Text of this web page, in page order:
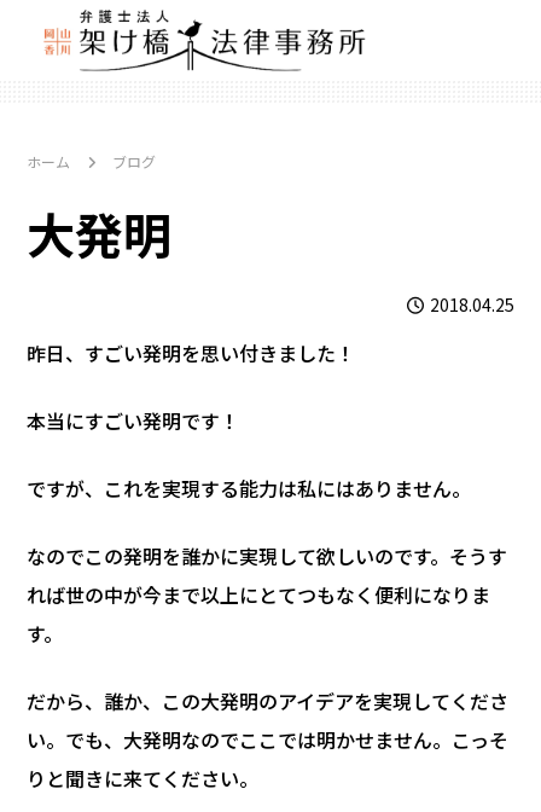
ホーム ブログ
大発明
2018.04.25
昨日、すごい発明を思い付きました！
本当にすごい発明です！
ですが、これを実現する能力は私にはありません。
なのでこの発明を誰かに実現して欲しいのです。そうす
れば世の中が今まで以上にとてつもなく便利になりま
す。
だから、誰か、この大発明のアイデアを実現してくださ
い。でも、大発明なのでここでは明かせません。こっそ
りと聞きに来てください。